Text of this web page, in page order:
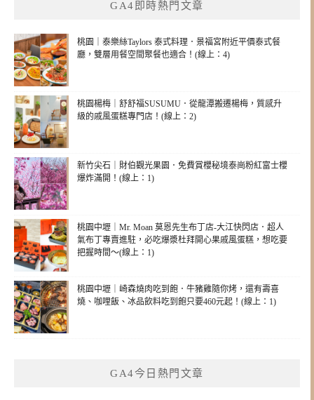
GA4即時熱門文章
桃園｜泰樂絲Taylors 泰式料理．景福宮附近平價泰式餐
廳，雙層用餐空間聚餐也適合！(線上：4)
桃園楊梅｜舒舒福SUSUMU．從龍潭搬遷楊梅，質感升
級的戚風蛋糕專門店！(線上：2)
新竹尖石｜財伯觀光果園．免費賞櫻秘境泰崗粉紅富士櫻
爆炸滿開！(線上：1)
桃園中壢｜Mr. Moan 莫恩先生布丁店-大江快閃店．超人
氣布丁專賣進駐，必吃爆漿杜拜開心果戚風蛋糕，想吃要
把握時間～(線上：1)
桃園中壢｜崎森燒肉吃到飽．牛豬雞隨你烤，還有壽喜
燒、咖哩飯、冰品飲料吃到飽只要460元起！(線上：1)
GA4今日熱門文章